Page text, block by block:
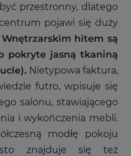
przestronny, dlatego
pojawi się duży
Wnętrzarskim hitem są
pokryte jasną tkaniną
Nietypowa faktura,
futro, wpisuje się
salonu, stawiającego
i wykończenia mebli.
modłę pokoju
znajduje się też